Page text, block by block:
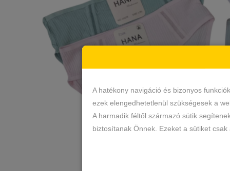
A hatékony navigáció és bizonyos
ezek elengedhetetlenül szükségesek a
A harmadik féltől származó sütik
biztosítanak Önnek. Ezeket a sütiket